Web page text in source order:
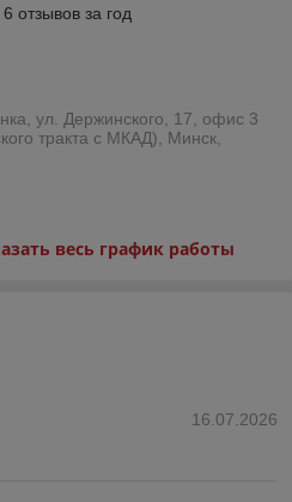
отзывов за год
ул. Держинского, 17, офис 3
тракта с МКАД), Минск,
весь график работы
16.07.2026